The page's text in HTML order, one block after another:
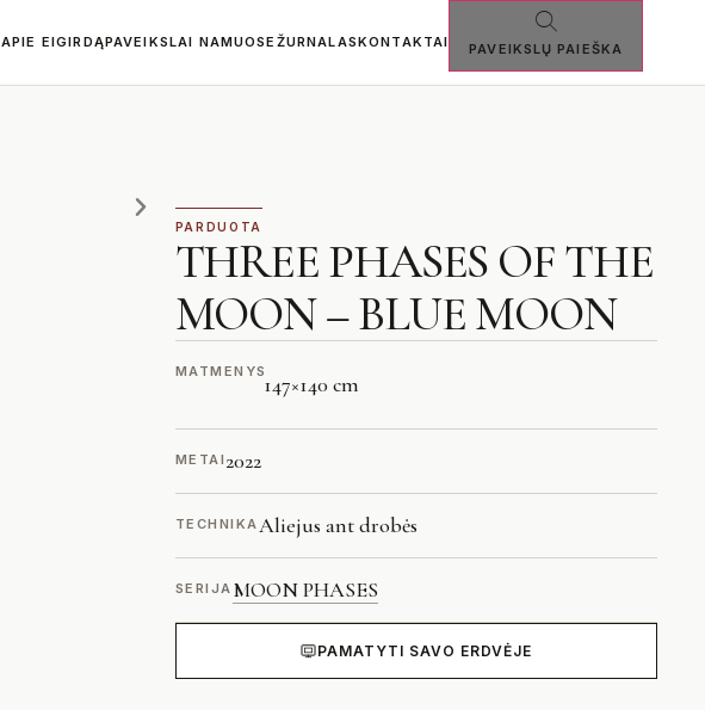
APIE EIGIRDĄPAVEIKSLAI NAMUOSE ŽURNALASKONTAKTAI PAVEIKSLŲ PAIEŠKA
PARDUOTA
THREE PHASES OF THE
MOON – BLUE MOON
MATMENYS147×140 cm
METAI 2022
TECHNIKAAliejus ant drobės
SERIJA MOON PHASES
PAMATYTI SAVO ERDVĖJE